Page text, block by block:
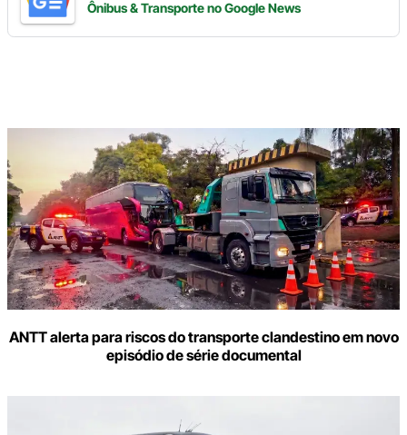
Ônibus & Transporteno Google News
ANTT alerta para riscos do transporte clandestino em novo
episódio de série documental
o
seu
e-
mail